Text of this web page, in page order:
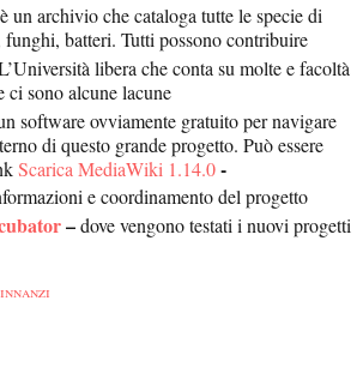
è un archivio che cataloga tutte le specie di
batteri. Tutti possono contribuire
libera che conta su molte e facoltà
ci sono alcune lacune
software ovviamente gratuito per navigare
di questo grande progetto. Può essere
Scarica MediaWiki 1.14.0-
e coordinamento del progetto
–dove vengono testati i nuovi progetti